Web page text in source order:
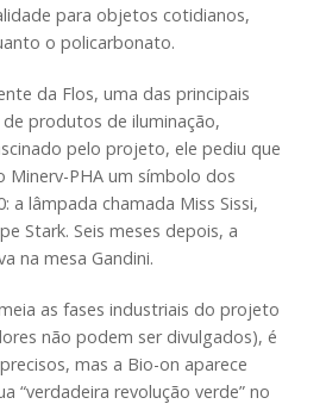
para objetos cotidianos,
o policarbonato.
da Flos, uma das principais
produtos de iluminação,
pelo projeto, ele pediu que
Minerv-PHA um símbolo dos
a lâmpada chamada Miss Sissi,
Stark. Seis meses depois, a
na mesa Gandini.
as fases industriais do projeto
não podem ser divulgados), é
mas a Bio-on aparece
“verdadeira revolução verde” no